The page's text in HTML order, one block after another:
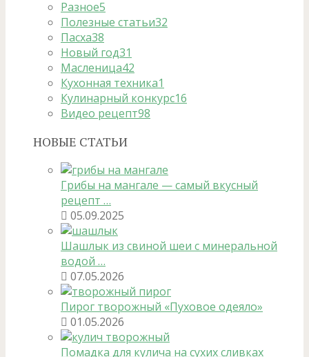
Разное5
Полезные статьи32
Пасха38
Новый год31
Масленица42
Кухонная техника1
Кулинарный конкурс16
Видео рецепт98
НОВЫЕ СТАТЬИ
Грибы на мангале — самый вкусный
рецепт …
05.09.2025
Шашлык из свиной шеи с минеральной
водой …
07.05.2026
Пирог творожный «Пуховое одеяло»
01.05.2026
Помадка для кулича на сухих сливках